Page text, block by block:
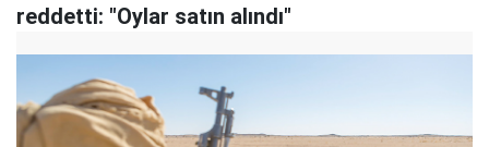
reddetti: "Oylar satın alındı"